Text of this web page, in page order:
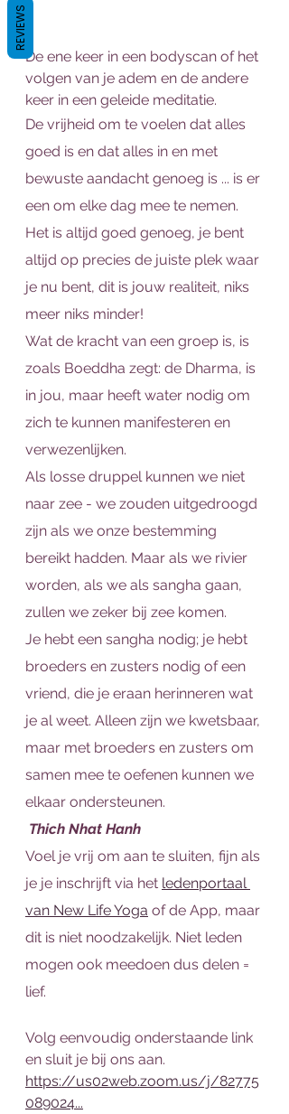
De ene keer in een bodyscan of het
volgen van je adem en de andere
keer in een geleide meditatie.
De vrijheid om te voelen dat alles
goed is en dat alles in en met
bewuste aandacht genoeg is ... is er
een om elke dag mee te nemen.
Het is altijd goed genoeg, je bent
altijd op precies de juiste plek waar
je nu bent, dit is jouw realiteit, niks
meer niks minder!
Wat de kracht van een groep is, is
zoals Boeddha zegt: de Dharma, is
in jou, maar heeft water nodig om
zich te kunnen manifesteren en
verwezenlijken.
Als losse druppel kunnen we niet
naar zee - we zouden uitgedroogd
zijn als we onze bestemming
bereikt hadden. Maar als we rivier
worden, als we als sangha gaan,
zullen we zeker bij zee komen.
Je hebt een sangha nodig; je hebt
broeders en zusters nodig of een
vriend, die je eraan herinneren wat
je al weet. Alleen zijn we kwetsbaar,
maar met broeders en zusters om
samen mee te oefenen kunnen we
elkaar ondersteunen.
Thich Nhat Hanh
Voel je vrij om aan te sluiten, fijn als
je je inschrijft via het ledenportaal
van New Life Yoga of de App, maar
dit is niet noodzakelijk. Niet leden
mogen ook meedoen dus delen =
lief.
Volg eenvoudig onderstaande link
en sluit je bij ons aan.
https://us02web.zoom.us/j/82775
089024...
REVIEWS